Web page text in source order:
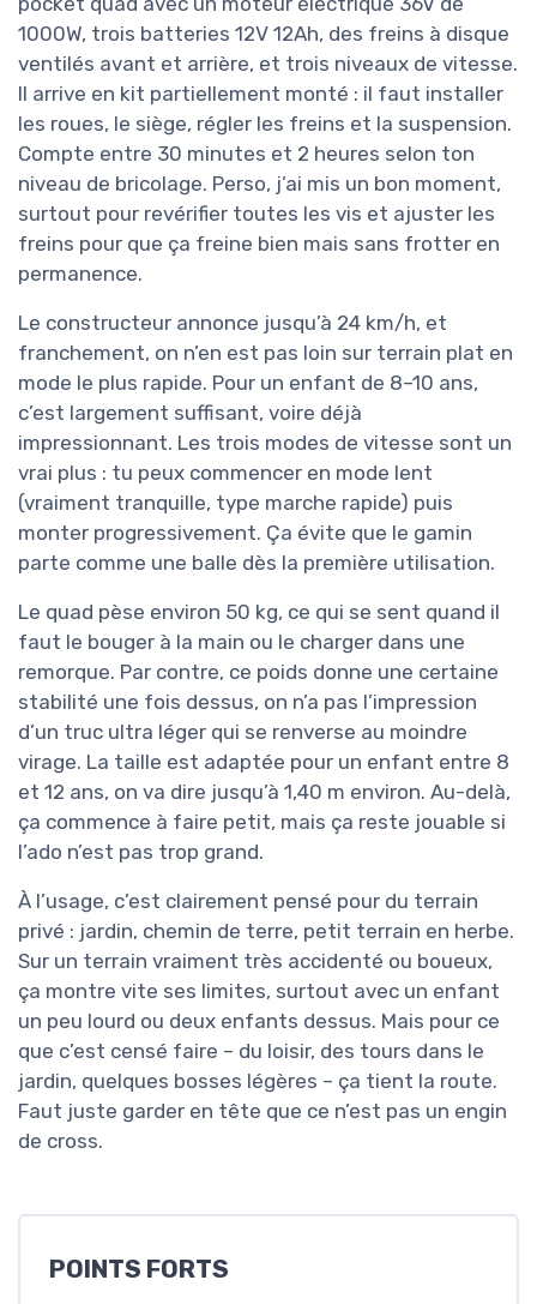
1000W, trois batteries 12V 12Ah, des freins à disque
ventilés avant et arrière, et trois niveaux de vitesse.
Il arrive en kit partiellement monté : il faut installer
les roues, le siège, régler les freins et la suspension.
Compte entre 30 minutes et 2 heures selon ton
niveau de bricolage. Perso, j’ai mis un bon moment,
surtout pour revérifier toutes les vis et ajuster les
freins pour que ça freine bien mais sans frotter en
permanence.
Le constructeur annonce jusqu’à 24 km/h, et
franchement, on n’en est pas loin sur terrain plat en
mode le plus rapide. Pour un enfant de 8–10 ans,
c’est largement suffisant, voire déjà
impressionnant. Les trois modes de vitesse sont un
vrai plus : tu peux commencer en mode lent
(vraiment tranquille, type marche rapide) puis
monter progressivement. Ça évite que le gamin
parte comme une balle dès la première utilisation.
Le quad pèse environ 50 kg, ce qui se sent quand il
faut le bouger à la main ou le charger dans une
remorque. Par contre, ce poids donne une certaine
stabilité une fois dessus, on n’a pas l’impression
d’un truc ultra léger qui se renverse au moindre
virage. La taille est adaptée pour un enfant entre 8
et 12 ans, on va dire jusqu’à 1,40 m environ. Au-delà,
ça commence à faire petit, mais ça reste jouable si
l’ado n’est pas trop grand.
À l’usage, c’est clairement pensé pour du terrain
privé : jardin, chemin de terre, petit terrain en herbe.
Sur un terrain vraiment très accidenté ou boueux,
ça montre vite ses limites, surtout avec un enfant
un peu lourd ou deux enfants dessus. Mais pour ce
que c’est censé faire – du loisir, des tours dans le
jardin, quelques bosses légères – ça tient la route.
Faut juste garder en tête que ce n’est pas un engin
de cross.
POINTS FORTS